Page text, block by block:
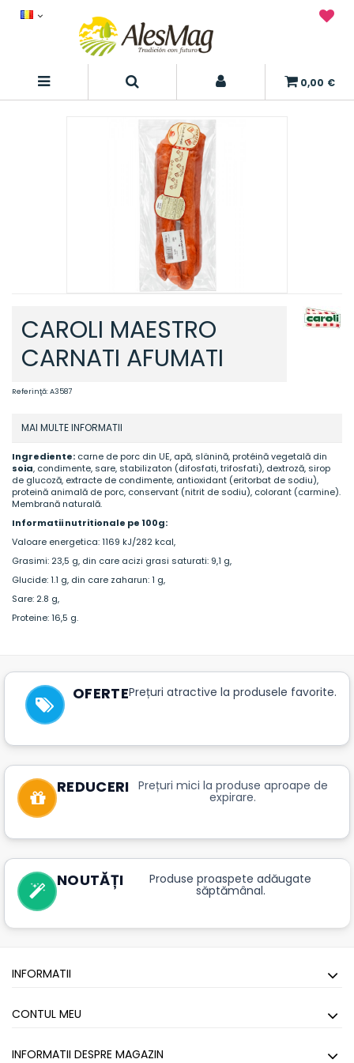
0,00 €
CAROLI MAESTRO
CARNATI AFUMATI
Referinţă:A3587
MAI MULTE INFORMATII
Ingrediente: carne de porc din UE, apă, slänină, protéină vegetală din
soia, condimente, sare, stabilizaton (difosfati, trifosfati), dextroză, sirop
de glucoză, extracte de condimente, antioxidant (eritorbat de sodiu),
proteină animală de porc, conservant (nitrit de sodiu), colorant (carmine).
Membrană naturală.
Informatii nutritionale pe 100g:
Valoare energetica: 1169 kJ/282 kcal,
Grasimi: 23,5 g, din care acizi grasi saturati: 9,1 g,
Glucide: 1.1 g, din care zaharun: 1 g,
Sare: 2.8 g,
Proteine: 16,5 g.
OFERTEPrețuri atractive la produsele favorite.
REDUCERI Prețuri mici la produse aproape de
expirare.
NOUTĂȚI Produse proaspete adăugate
săptămânal.
INFORMATII
CONTUL MEU
INFORMATII DESPRE MAGAZIN